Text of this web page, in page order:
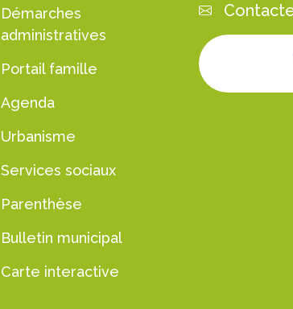
Démarches
administratives
Portail famille
Agenda
Urbanisme
Services sociaux
Parenthèse
Bulletin municipal
Carte interactive